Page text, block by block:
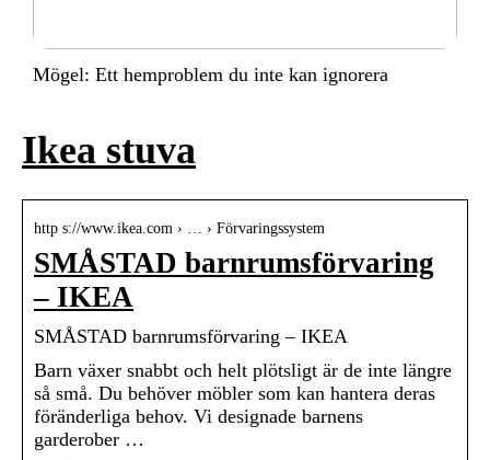
Mögel: Ett hemproblem du inte kan ignorera
Ikea stuva
http s://www.ikea.com › … › Förvaringssystem
SMÅSTAD barnrumsförvaring
– IKEA
SMÅSTAD barnrumsförvaring – IKEA
Barn växer snabbt och helt plötsligt är de inte längre
så små. Du behöver möbler som kan hantera deras
föränderliga behov. Vi designade barnens
garderober …